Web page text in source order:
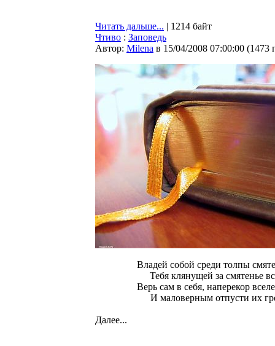
Читать дальше... | 1214 байт
Чтиво : Заповедь
Автор: Milena в 15/04/2008 07:00:00 (1473
Владей собой среди толпы
Тебя клянущей за смятенье
Верь сам в себя, наперекор
И маловерным отпусти их
Далее...